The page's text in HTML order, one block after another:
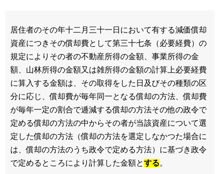
居住者のその年十二月三十一日において有する減価償却
資産につきその償却費として第三十七条（必要経費）の
規定によりその者の不動産所得の金額、事業所得の金
額、山林所得の金額又は雑所得の金額の計算上必要経費
に算入する金額は、その取得をした日及びその種類の区
分に応じ、償却費が毎年同一となる償却の方法、償却費
が毎年一定の割合で逓減する償却の方法その他の政令で
定める償却の方法の中からその者が当該資産について選
定した償却の方法（償却の方法を選定しなかつた場合に
は、償却の方法のうち政令で定める方法）に基づき政令
で定めるところにより計算した金額とする。